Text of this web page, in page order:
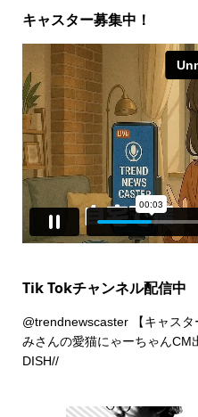
キャスター募集中！
Tik Tokチャンネル配信中
@trendnewscaster【キャスタ
みさんの愛猫にゃーちゃん
DISH//